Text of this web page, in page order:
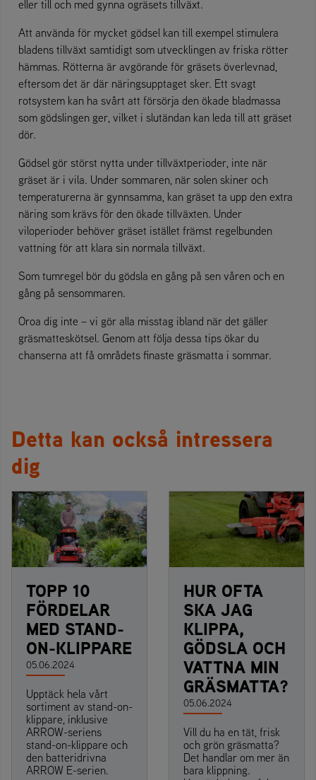
eller till och med gynna ogräsets tillväxt.
Att använda för mycket gödsel kan till exempel stimulera
bladens tillväxt samtidigt som utvecklingen av friska rötter
hämmas. Rötterna är avgörande för gräsets överlevnad,
eftersom det är där näringsupptaget sker. Ett svagt
rotsystem kan ha svårt att försörja den ökade bladmassa
som gödslingen ger, vilket i slutändan kan leda till att gräset
dör.
Gödsel gör störst nytta under tillväxtperioder, inte när
gräset är i vila. Under sommaren, när solen skiner och
temperaturerna är gynnsamma, kan gräset ta upp den extra
näring som krävs för den ökade tillväxten. Under
viloperioder behöver gräset istället främst regelbunden
vattning för att klara sin normala tillväxt.
Som tumregel bör du gödsla en gång på sen våren och en
gång på sensommaren.
Oroa dig inte – vi gör alla misstag ibland när det gäller
gräsmatteskötsel. Genom att följa dessa tips ökar du
chanserna att få områdets finaste gräsmatta i sommar.
Detta kan också intressera
dig
TOPP 10
FÖRDELAR
MED STAND-
ON-KLIPPARE
05.06.2024
Upptäck hela vårt
sortiment av stand-on-
klippare, inklusive
ARROW-seriens
stand-on-klippare och
den batteridrivna
ARROW E-serien.
HUR OFTA
SKA JAG
KLIPPA,
GÖDSLA OCH
VATTNA MIN
GRÄSMATTA?
05.06.2024
Vill du ha en tät, frisk
och grön gräsmatta?
Det handlar om mer än
bara klippning.